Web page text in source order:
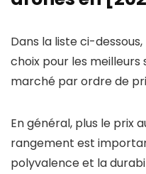
Dans la liste ci-
choix pour les meilleurs
marché par ordre de
En général, plus le prix
rangement est
polyvalence et la